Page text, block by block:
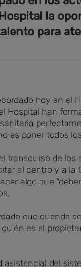
la
para
hoy en
Hospital han
es poner todos
transcurso de
al centro y a
algo que
que cuando
es el
asistencial del